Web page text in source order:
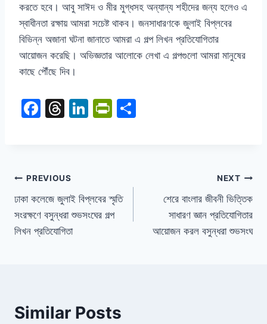
করতে হবে। আবু সাঈদ ও মীর মুগ্ধসহ অন্যান্য শহীদের জন্য হলেও এ
স্বাধীনতা রক্ষায় আমরা সচেষ্ট থাকব। জনসাধারণকে জুলাই বিপ্লবের
বিভিন্ন অজানা ঘটনা জানাতে আমরা এ গল্প লিখন প্রতিযোগিতার
আয়োজন করেছি। অভিজ্ঞতার আলোকে লেখা এ গল্পগুলো আমরা মানুষের
কাছে পৌঁছে দিব।
F
b
o
o
k
T
d
s
Li
n
Pr
n
dl
PREVIOUS
ঢাকা কলেজে জুলাই বিপ্লবের স্মৃতি
সংরক্ষণে বসুন্ধরা শুভসংঘের গল্প
লিখন প্রতিযোগিতা
NEXT
শেরে বাংলার জীবনী ভিত্তিক
সাধারণ জ্ঞান প্রতিযোগিতার
আয়োজন করল বসুন্ধরা শুভসংঘ
Similar Posts